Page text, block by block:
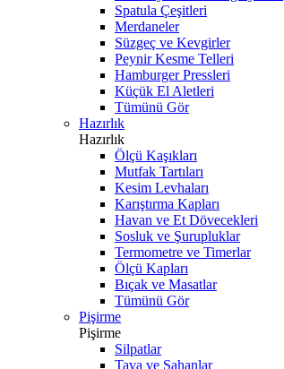
Spatula Çeşitleri
Merdaneler
Süzgeç ve Kevgirler
Peynir Kesme Telleri
Hamburger Pressleri
Küçük El Aletleri
Tümünü Gör
Hazırlık
Hazırlık
Ölçü Kaşıkları
Mutfak Tartıları
Kesim Levhaları
Karıştırma Kapları
Havan ve Et Dövecekleri
Sosluk ve Şurupluklar
Termometre ve Timerlar
Ölçü Kapları
Bıçak ve Masatlar
Tümünü Gör
Pişirme
Pişirme
Silpatlar
Tava ve Sahanlar